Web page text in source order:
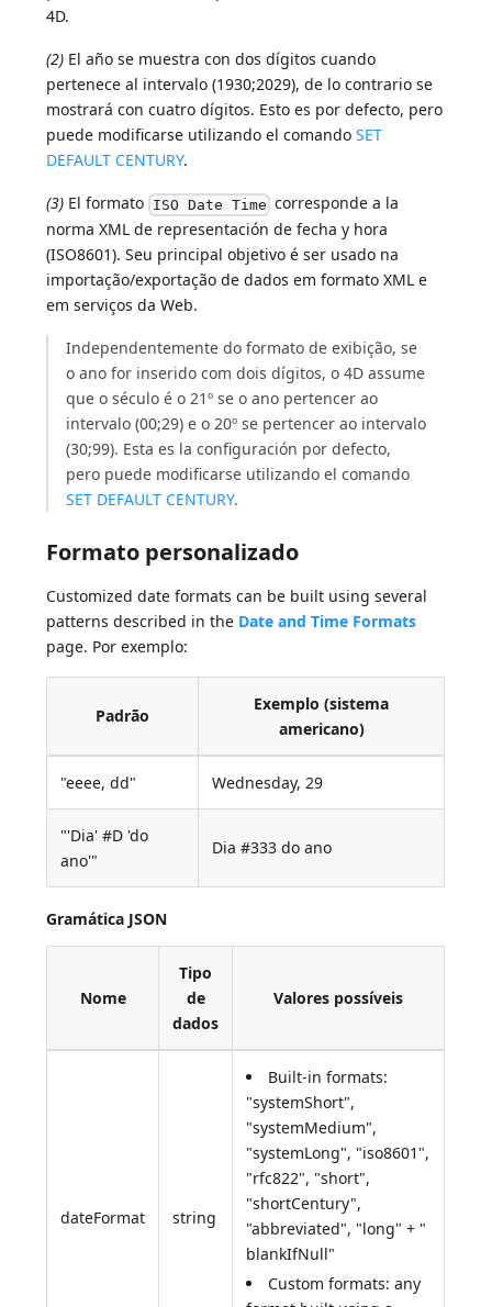
4D.
(2) El año se muestra con dos dígitos cuando
pertenece al intervalo (1930;2029), de lo contrario se
mostrará con cuatro dígitos. Esto es por defecto, pero
puede modificarse utilizando el comandoSET
DEFAULT CENTURY.
(3) El formato ISO Date Time corresponde a la
norma XML de representación de fecha y hora
(ISO8601). Seu principal objetivo é ser usado na
importação/exportação de dados em formato XML e
em serviços da Web.
Independentemente do formato de exibição, se
o ano for inserido com dois dígitos, o 4D assume
que o século é o 21º se o ano pertencer ao
intervalo (00;29) e o 20º se pertencer ao intervalo
(30;99). Esta es la configuración por defecto,
pero puede modificarse utilizando el comando
SET DEFAULT CENTURY.
Formato personalizado
Customized date formats can be built using several
patterns described in the Date and Time Formats
page. Por exemplo:
Padrão
Exemplo (sistema
americano)
"eeee, dd" Wednesday, 29
"'Dia' #D 'do
ano'"
Dia #333 do ano
Gramática JSON
Nome
Tipo
de
dados
Valores possíveis
dateFormat string
Built-in formats:
"systemShort",
"systemMedium",
"systemLong", "iso8601",
"rfc822", "short",
"shortCentury",
"abbreviated", "long" + "
blankIfNull"
Custom formats: any